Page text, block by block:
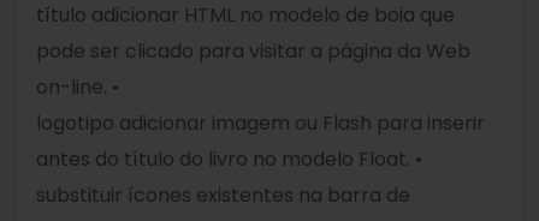
título adicionar HTML no modelo de boia que
pode ser clicado para visitar a página da Web
on-line. •
logotipo adicionar imagem ou Flash para inserir
antes do título do livro no modelo Float. •
substituir ícones existentes na barra de